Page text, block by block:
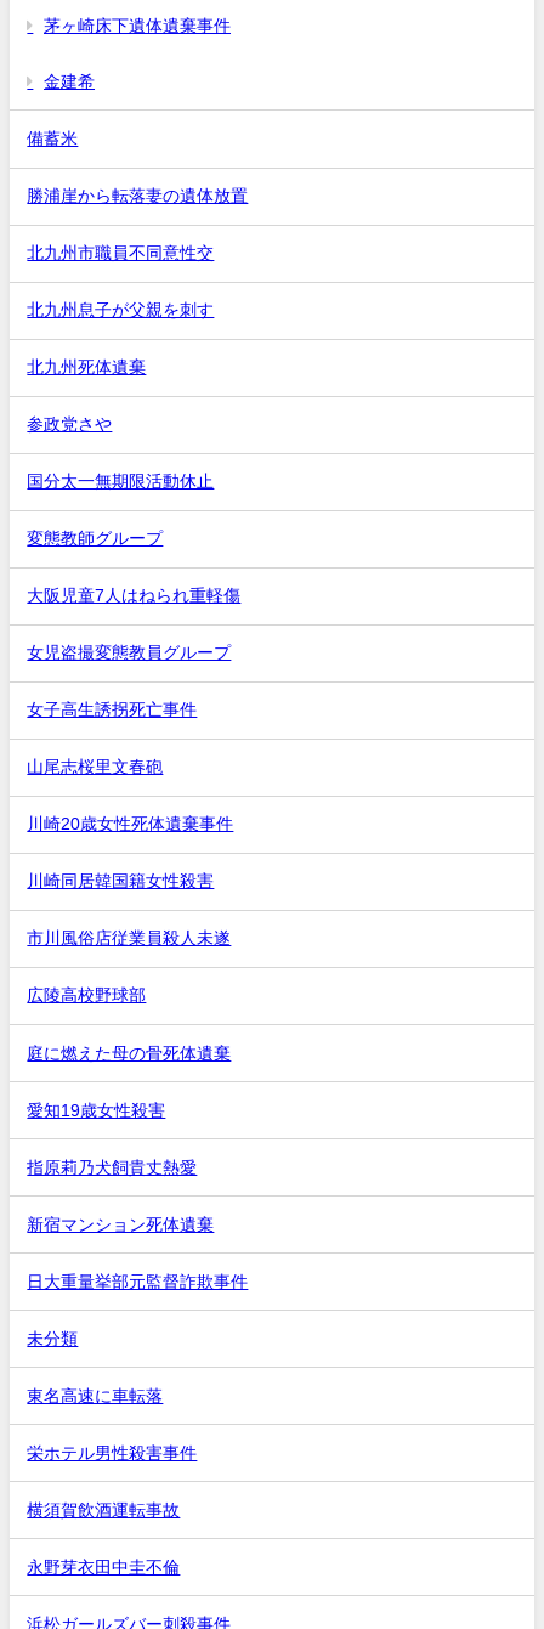
茅ヶ崎床下遺体遺棄事件
金建希
備蓄米
勝浦崖から転落妻の遺体放置
北九州市職員不同意性交
北九州息子が父親を刺す
北九州死体遺棄
参政党さや
国分太一無期限活動休止
変態教師グループ
大阪児童7人はねられ重軽傷
女児盗撮変態教員グループ
女子高生誘拐死亡事件
山尾志桜里文春砲
川崎20歳女性死体遺棄事件
川崎同居韓国籍女性殺害
市川風俗店従業員殺人未遂
広陵高校野球部
庭に燃えた母の骨死体遺棄
愛知19歳女性殺害
指原莉乃犬飼貴丈熱愛
新宿マンション死体遺棄
日大重量挙部元監督詐欺事件
未分類
東名高速に車転落
栄ホテル男性殺害事件
横須賀飲酒運転事故
永野芽衣田中圭不倫
浜松ガールズバー刺殺事件